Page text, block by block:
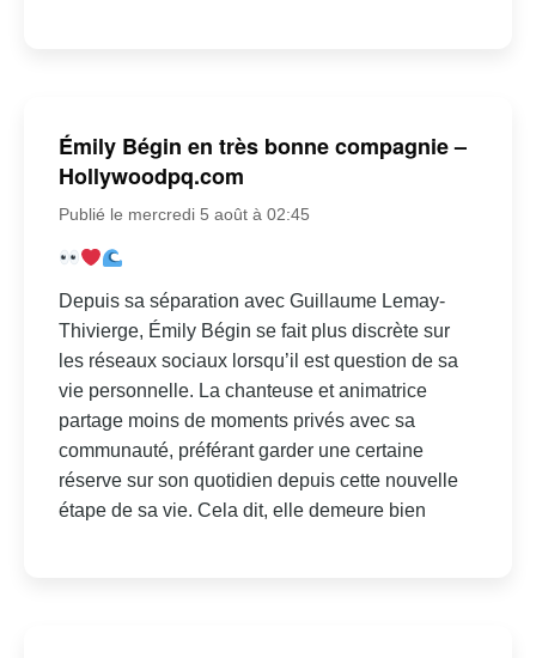
Émily Bégin en très bonne compagnie –
Hollywoodpq.com
Publié le mercredi 5 août à 02:45
Depuis sa séparation avec Guillaume Lemay-
Thivierge, Émily Bégin se fait plus discrète sur
les réseaux sociaux lorsqu’il est question de sa
vie personnelle. La chanteuse et animatrice
partage moins de moments privés avec sa
communauté, préférant garder une certaine
réserve sur son quotidien depuis cette nouvelle
étape de sa vie. Cela dit, elle demeure bien